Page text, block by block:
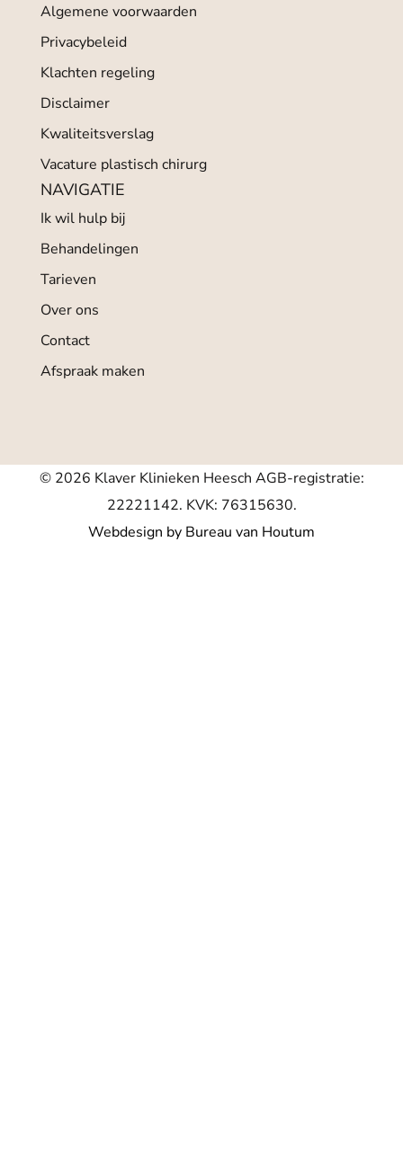
Algemene voorwaarden
Privacybeleid
Klachten regeling
Disclaimer
Kwaliteitsverslag
Vacature plastisch chirurg
NAVIGATIE
Ik wil hulp bij
Behandelingen
Tarieven
Over ons
Contact
Afspraak maken
© 2026 Klaver Klinieken Heesch AGB-registratie:
22221142. KVK: 76315630.
Webdesign by Bureau van Houtum